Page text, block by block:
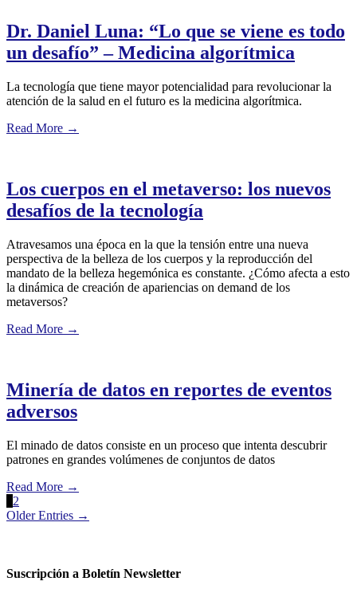
Dr. Daniel Luna: “Lo que se viene es todo
un desafío” – Medicina algorítmica
La tecnología que tiene mayor potencialidad para revolucionar la
atención de la salud en el futuro es la medicina algorítmica.
Read More →
Los cuerpos en el metaverso: los nuevos
desafíos de la tecnología
Atravesamos una época en la que la tensión entre una nueva
perspectiva de la belleza de los cuerpos y la reproducción del
mandato de la belleza hegemónica es constante. ¿Cómo afecta a esto
la dinámica de creación de apariencias on demand de los
metaversos?
Read More →
Minería de datos en reportes de eventos
adversos
El minado de datos consiste en un proceso que intenta descubrir
patrones en grandes volúmenes de conjuntos de datos
Read More →
2
Older Entries →
Suscripción a Boletín Newsletter